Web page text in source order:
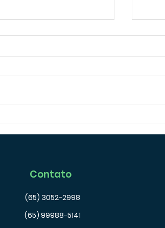
Contato
(65) 3052-2998
(65) 99988-5141